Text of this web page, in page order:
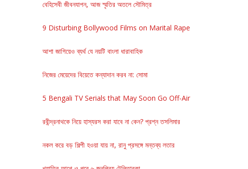
বেহিসেবী জীবনযাপন, আজ স্মৃতির অতলে সৌমিত্র
9 Disturbing Bollywood Films on Marital Rape
আশা জাগিয়েও ব্যর্থ যে নয়টি বাংলা ধারাবাহিক
নিজের মেয়েদের বিয়েতে কন্যাদান করব না: সোমা
5 Bengali TV Serials that May Soon Go Off-Air
রবীন্দ্রনাথকে নিয়ে হাস্যরস করা যাবে না কেন? প্রশ্ন তসলিমার
নকল করে বড় শিল্পী হওয়া যায় না, রানু প্রসঙ্গে মন্তব্য লতার